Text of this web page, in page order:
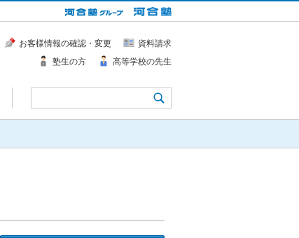
お客様情報の確認・変更
資料請求
塾生の方
高等学校の先生